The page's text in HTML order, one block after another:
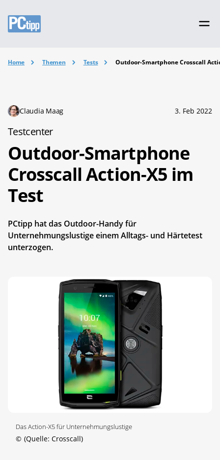
Home Themen Tests Outdoor-Smartphone Crosscall
Claudia Maag 3. Feb 2022
Testcenter
Outdoor-Smartphone
Crosscall Action-X5 im
Test
PCtipp hat das Outdoor-Handy für
Unternehmungslustige einem Alltags- und Härtetest
unterzogen.
Das Action-X5 für Unternehmungslustige
© (Quelle: Crosscall)